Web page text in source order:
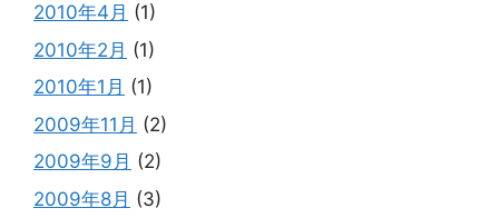
2010年4月 (1)
2010年2月 (1)
2010年1月 (1)
2009年11月 (2)
2009年9月 (2)
2009年8月 (3)